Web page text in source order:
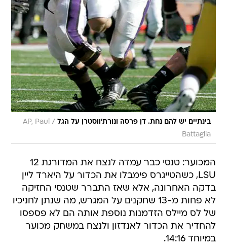
בינתיים יש להם נחת. דן פרסה ונורת'ווסטרן על הגל /
AP, Paul
Battaglia
המכוער: טנסי כבר עמדה לנצח את המדורגת 12
LSU, כשהטייגרס פימבלו את הכדור על היארד ליין
בדקה האחרונה, אלא שאז התברר שטנסי החזיקה
לא פחות מ-13 שחקנים על המגרש, מה שנתן לחניכיו
של לס מיילס הזדמנות נוספת אותה הם לא פספסו
להחדיר את הכדור לאנדזון ולנצח במשחק מכוער
במיוחד 14:16.